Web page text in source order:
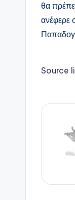
θα
ανέφερε
Source